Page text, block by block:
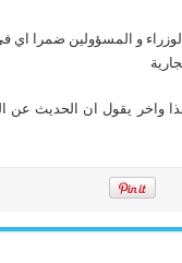
و المسؤولين ضمرا اي
واخر يقول ان الحديث عن